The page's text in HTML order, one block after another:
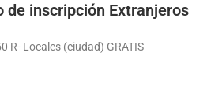
de inscripción Extranjeros
R- Locales (ciudad) GRATIS